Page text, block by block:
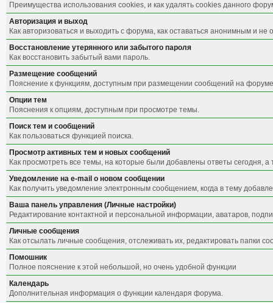
Преимущества использования cookies, и как удалять cookies данного
Авторизация и выход
Как авторизоваться и выходить с форума, как оставаться анонимным и
Восстановление утерянного или забытого пароля
Как восстановить забытый вами пароль.
Размещение сообщений
Пояснение к функциям, доступным при размещении сообщений на
Опции тем
Пояснения к опциям, доступным при просмотре темы.
Поиск тем и сообщений
Как пользоваться функцией поиска.
Просмотр активных тем и новых сообщений
Как просмотреть все темы, на которые были добавлены ответы сегодня,
Уведомление на е-mail о новом сообщении
Как получить уведомление электронным сообщением, когда в тему
Ваша панель управления (Личные настройки)
Редактирование контактной и персональной информации, аватаров,
Личные сообщения
Как отсылать личные сообщения, отслеживать их, редактировать папки
Помошник
Полное пояснение к этой небольшой, но очень удобной функции
Календарь
Дополнительная информация о функции календаря форума.